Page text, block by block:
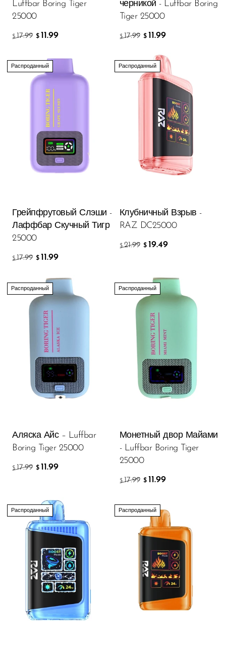
Luffbar Boring Tiger
25000
$ 17.99 $ 11.99
черникой - Luffbar Boring
Tiger 25000
$ 17.99 $ 11.99
Распроданный
Грейпфрутовый Слэши -
Лаффбар Скучный Тигр
25000
$ 17.99 $ 11.99
Распроданный
Клубничный Взрыв -
RAZ DC25000
$ 21.99 $ 19.49
Распроданный
Аляска Айс – Luffbar
Boring Tiger 25000
$ 17.99 $ 11.99
Распроданный
Монетный двор Майами
- Luffbar Boring Tiger
25000
$ 17.99 $ 11.99
Распроданный Распроданный